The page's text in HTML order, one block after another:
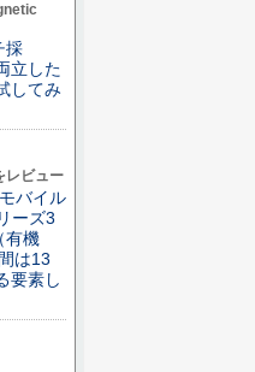
採
立した
してみ
レビュー
バイル
ーズ3
有機
は13
要素し